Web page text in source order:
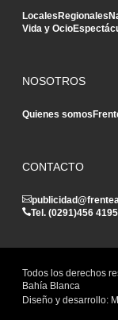
LocalesRegionales
Vida y Ocio
NOSOTROS
Quienes somos
CONTACTO
Tel. (0291)456 4195
Todos los derechos
Bahía Blanca
Diseño y desarrollo: